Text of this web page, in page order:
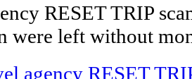
RESET TRIP
were left without